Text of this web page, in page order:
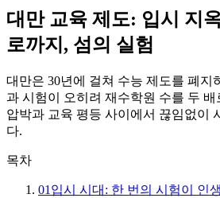
대만 교육 제도: 입시 지
로까지, 섬의 실험
대만은 30년에 걸쳐 수능 제도를 폐지
과 시험이 오히려 재수학원 수를 두 배
압박과 교육 평등 사이에서 끊임없이
다.
목차
01 입시 시대: 한 번의 시험이 인